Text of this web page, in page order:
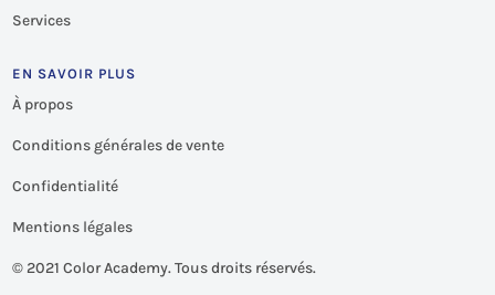
Services
EN SAVOIR PLUS
À propos
Conditions générales de vente
Confidentialité
Mentions légales
© 2021 Color Academy. Tous droits réservés.